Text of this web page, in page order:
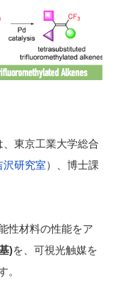
、東京工業大学総合
沢研究室）、博士課
性材料の性能をア
)を、可視光触媒を
。